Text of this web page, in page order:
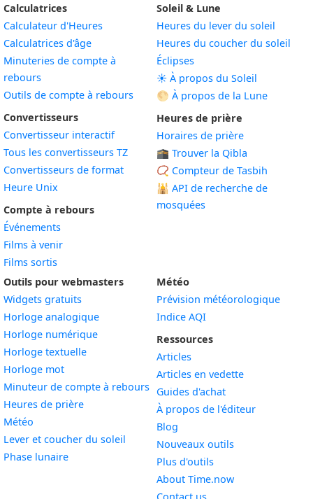
Calculatrices
Calculateur d'Heures
Calculatrices d'âge
Minuteries de compte à
rebours
Outils de compte à rebours
Convertisseurs
Convertisseur interactif
Tous les convertisseurs TZ
Convertisseurs de format
Heure Unix
Compte à rebours
Événements
Films à venir
Films sortis
Soleil & Lune
Heures du lever du soleil
Heures du coucher du soleil
Éclipses
☀️ À propos du Soleil
🌕 À propos de la Lune
Heures de prière
Horaires de prière
🕋 Trouver la Qibla
📿 Compteur de Tasbih
🕌 API de recherche de
mosquées
Outils pour webmasters
Widgets gratuits
Horloge analogiqueWidget
Horloge numériqueWidget
Horloge textuelleWidget
Horloge motWidget
Minuteur de compte à rebours Widget
Heures de prièreWidget
Météo
Lever et coucher du soleil
Phase lunaireWidget
Météo
Prévision météorologique
Indice AQI
Ressources
Articles
Articles en vedette
Guides d'achat
À propos de l'éditeur
Blog
Nouveaux outils
Plus d'outils
About Time.now